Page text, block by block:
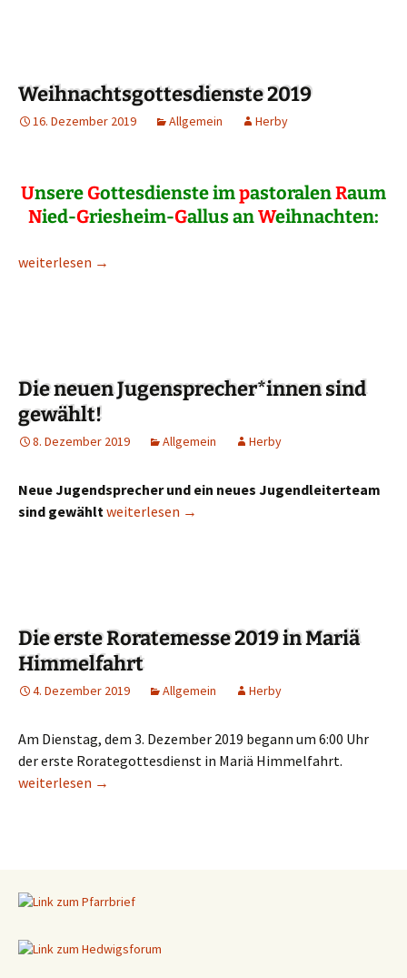
Weihnachtsgottesdienste 2019
16. Dezember 2019 Allgemein Herby
UnsereGottesdienste impastoralenRaum
Nied-Griesheim-Gallus anWeihnachten:
Weihnachtsgottesdienste 2019
weiterlesen →
Die neuen Jugensprecher*innen sind
gewählt!
8. Dezember 2019 Allgemein Herby
Neue Jugendsprecher und ein neues Jugendleiterteam
sind gewählt Die neuen Jugensprecher*innen sind gewählt!
weiterlesen →
Die erste Roratemesse 2019 in Mariä
Himmelfahrt
4. Dezember 2019 Allgemein Herby
Am Dienstag, dem 3. Dezember 2019 begann um 6:00 Uhr
der erste Rorategottesdienst in Mariä Himmelfahrt.
Die erste Roratemesse 2019 in Mariä Himmelfahrt
weiterlesen →